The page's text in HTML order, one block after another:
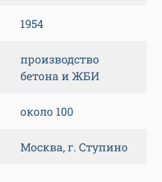
1954
производство
бетона и ЖБИ
около 100
Москва, г. Ступино